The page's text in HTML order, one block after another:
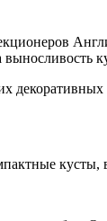
кусты,